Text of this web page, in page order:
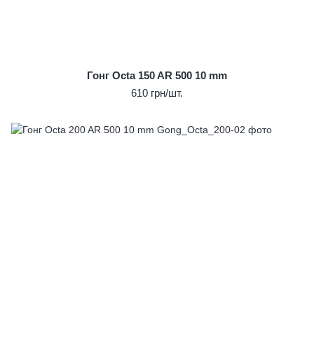
Гонг Octa 150 AR 500 10 mm
610 грн/шт.